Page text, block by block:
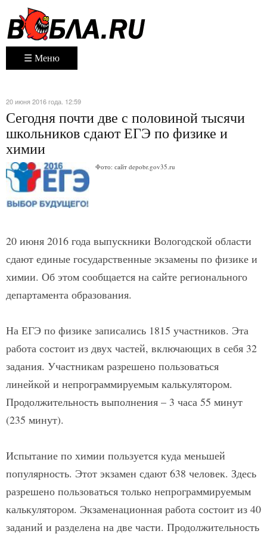
☰ Меню
20 июня 2016 года. 12:59
Сегодня почти две с половиной тысячи
школьников сдают ЕГЭ по физике и
химии
Фото: сайт depobr.gov35.ru
20 июня 2016 года выпускники Вологодской области
сдают единые государственные экзамены по физике и
химии. Об этом сообщается на сайте регионального
департамента образования.
На ЕГЭ по физике записались 1815 участников. Эта
работа состоит из двух частей, включающих в себя 32
задания. Участникам разрешено пользоваться
линейкой и непрограммируемым калькулятором.
Продолжительность выполнения – 3 часа 55 минут
(235 минут).
Испытание по химии пользуется куда меньшей
популярность. Этот экзамен сдают 638 человек. Здесь
разрешено пользоваться только непрограммируемым
калькулятором. Экзаменационная работа состоит из 40
заданий и разделена на две части. Продолжительность